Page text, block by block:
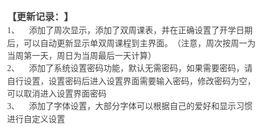
【更新记录：】
1、 添加了周次显示，添加了双周课表，并在正确设置了开学日期
后，可以自动更新显示单双周课程到主界面。（注意，周次按周一为
当周第一天，周日为当周最后一天计算）
2、 添加了系统设置密码功能，默认无需密码，如果需要密码，请
自行设置，设置密码后进入设置界面需要输入密码，修改密码为空，
可以取消进入设置界面密码
3、 添加了字体设置，大部分字体可以根据自己的爱好和显示习惯
进行自定义设置